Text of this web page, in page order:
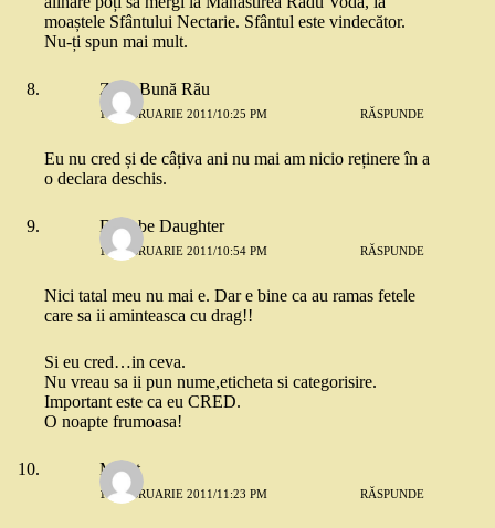
moaștele Sfântului Nectarie. Sfântul este vindecător.
Nu-ți spun mai mult.
Zâna Bună Rău
16 FEBRUARIE 2011/10:25 PM RĂSPUNDE
Eu nu cred și de câțiva ani nu mai am nicio reținere în a
o declara deschis.
Danube Daughter
16 FEBRUARIE 2011/10:54 PM RĂSPUNDE
Nici tatal meu nu mai e. Dar e bine ca au ramas fetele
care sa ii aminteasca cu drag!!
Si eu cred…in ceva.
Nu vreau sa ii pun nume,eticheta si categorisire.
Important este ca eu CRED.
O noapte frumoasa!
Merat
16 FEBRUARIE 2011/11:23 PM RĂSPUNDE